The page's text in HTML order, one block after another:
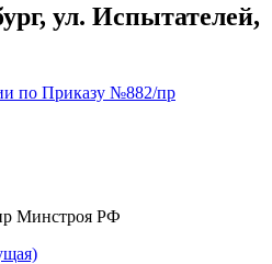
ул. Испытателей,
по Приказу №882/пр
Минстроя РФ